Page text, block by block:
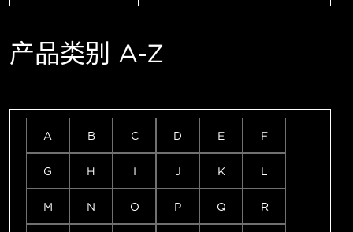
产品类别 A-Z
A B C D E F
G H I J K L
M N O P Q R